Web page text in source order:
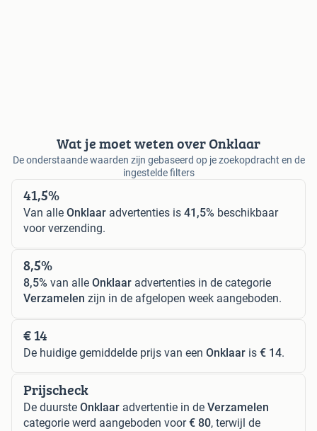
Wat je moet weten over Onklaar
De onderstaande waarden zijn gebaseerd op je zoekopdracht en de
ingestelde filters
41,5%
Van alle Onklaar advertenties is 41,5% beschikbaar
voor verzending.
8,5%
8,5% van alle Onklaar advertenties in de categorie
Verzamelen zijn in de afgelopen week aangeboden.
€ 14
De huidige gemiddelde prijs van een Onklaar is € 14.
Prijscheck
De duurste Onklaar advertentie in de Verzamelen
categorie werd aangeboden voor€ 80, terwijl de